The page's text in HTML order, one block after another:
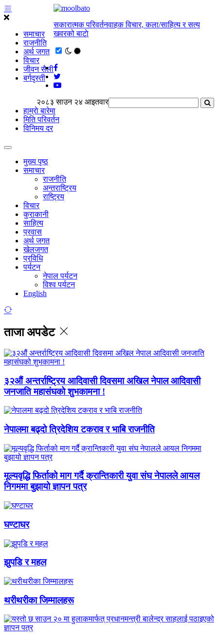
समाचार
राजनीति
अर्थ जगत
विचार
जीवन सैली
बर्गदृस्ती
सकारात्मक परिवर्तनवाहक विचार, कला/साहित्य र सत्य
खवरको बाटाे
२०८३ साउन २४ आइतवार
हाम्राे बारेमा
मिति परिवर्तन
विनिमय दर
मुख्य पृष्ठ
समाचार
राजनीति
अन्तराष्ट्रिय
राष्ट्रिय
विचार
कुराकानी
साहित्य
प्रवास
अर्थ जगत
खेलजगत
प्रविधि
पर्यटन
नेपाल पर्यटन
विश्व पर्यटन
English
ताजा अपडेट
३२औं अन्तर्राष्ट्रिय आदिवासी दिवसमा अखिल नेपाल आदिवासी
जनजाति महासंघको शुभकामना !
नेपालमा बढ्दो त्रिदेशिय टकराव र भाबि राजनीति
मूल्यवृद्धि फिर्ताको माग गर्दै क्रान्तिकारी युवा संघ नेपालले आयल
निगममा बुझायो ज्ञापन पत्र
घण्टाघर
झुपडि र महल
थरीथरीका जिम्मालहरू